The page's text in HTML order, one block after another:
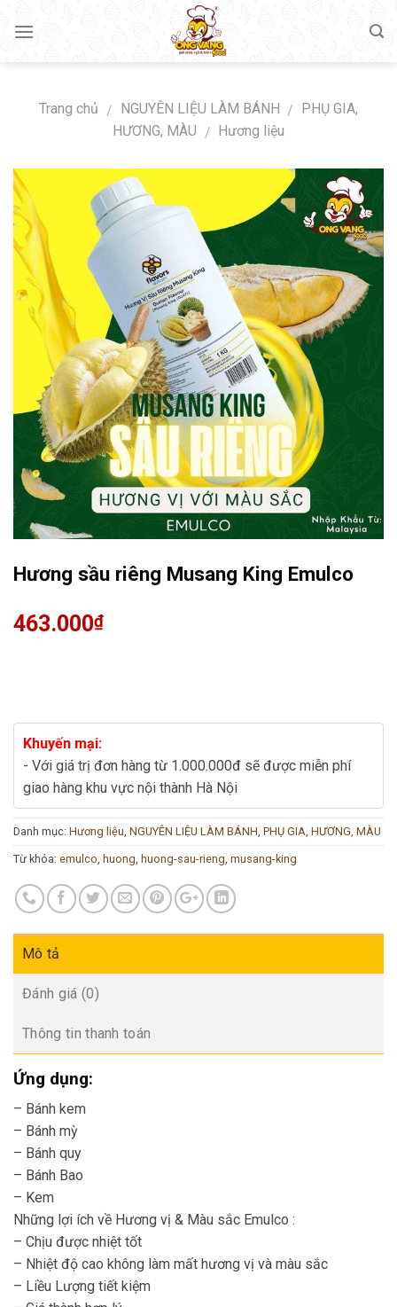
Trang chủ / NGUYÊN LIỆU LÀM BÁNH / PHỤ GIA,
HƯƠNG, MÀU / Hương liệu
Hương sầu riêng Musang King Emulco
463.000₫
Khuyến mại:
- Với giá trị đơn hàng từ 1.000.000đ sẽ được miễn phí
giao hàng khu vực nội thành Hà Nội
Danh mục: Hương liệu NGUYÊN LIỆU LÀM BÁNH PHỤ GIA, HƯƠNG, MÀU
Từ khóa: emulco huong huong-sau-rieng musang-king
Mô tả
Đánh giá (0)
Thông tin thanh toán
Ứng dụng:
– Bánh kem
– Bánh mỳ
– Bánh quy
– Bánh Bao
– Kem
Những lợi ích về Hương vị & Màu sắc Emulco :
– Chịu được nhiệt tốt
– Nhiệt độ cao không làm mất hương vị và màu sắc
– Liều Lượng tiết kiệm